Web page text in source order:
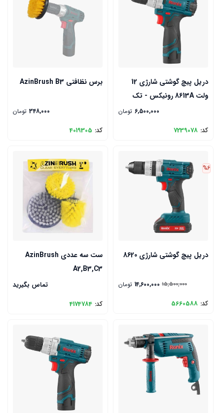
دریل پیچ گوشتی شارژی 12
ولت 8613A رونیکس - تک
6,500,000 تومان
کد: 7239078
برس نظافتی AzinBrush B3
348,000 تومان
کد: 4019305
دریل پیچ گوشتی شارژی 8620
%6
15,500,000
14,600,000 تومان
کد: 5660588
ست سه عددی AzinBrush
A2,B3,C3
تماس بگیرید
کد: 4174784